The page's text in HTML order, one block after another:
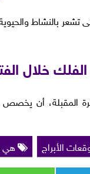
تشعر بالنشاط
خلال
المقبلة، أن
الأبراج هي